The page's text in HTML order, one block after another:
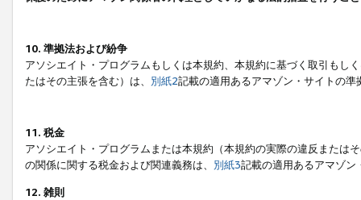
10. 準拠法および紛争
アソシエイト・プログラムもしくは本規約、本規約に基づく取引もし
たはその主張を含む）は、 別紙2記載の適用あるアマゾン・サイトの
11. 税金
アソシエイト・プログラムまたは本規約（本規約の実際の違反または
の関係に関する税金および関連義務は、 別紙3記載の適用あるアマゾン
12. 雑則